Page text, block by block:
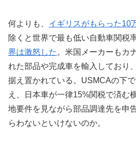
何よりも、 イギリスがもらった10
除くと世界で最も低い自動車関税
界は激怒した。米国メーカーもカ
れた部品や完成車を輸入しており
据え置かれている。USMCAの下
え、日本車が一律15%関税で済む
地要件を見ながら部品調達先を申
らわないといけないのか。